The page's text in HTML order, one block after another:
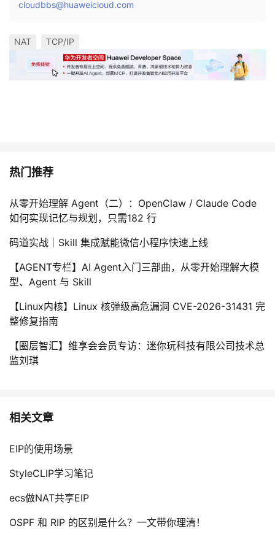
cloudbbs@huaweicloud.com
NAT TCP/IP
热门推荐
从零开始理解 Agent（二）：OpenClaw / Claude Code
如何实现记忆与规划，只需182 行
码道实战｜Skill 集成赋能微信小程序快速上线
【AGENT专栏】AI Agent入门三部曲，从零开始理解大模
型、Agent 与 Skill
【Linux内核】Linux 核弹级高危漏洞 CVE-2026-31431 完
整修复指南
【圈层智汇】维享会会员专访：迷你玩科技有限公司技术总
监刘琪
相关文章
EIP的使用场景
StyleCLIP学习笔记
ecs做NAT共享EIP
OSPF 和 RIP 的区别是什么？一文带你理清！